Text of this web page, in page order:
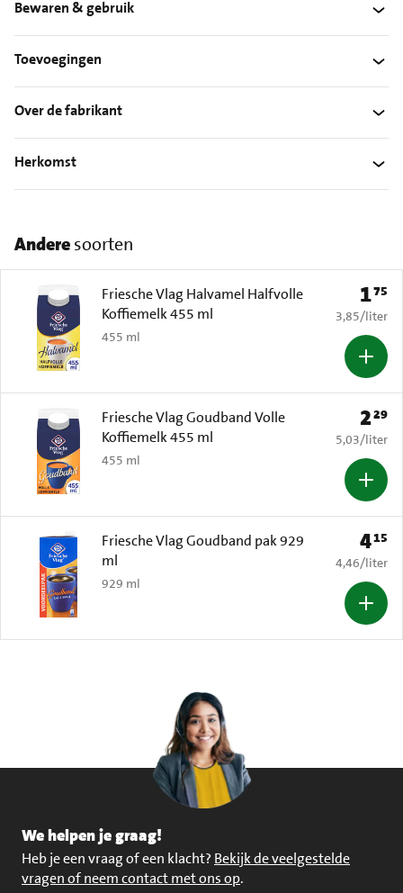
Bewaren & gebruik
Toevoegingen
Over de fabrikant
Herkomst
Anderesoorten
Friesche Vlag Halvamel Halfvolle
Koffiemelk 455 ml
455 ml
Prijs:
175
€ 3,85 per
3,85/liter
Friesche Vlag Goudband Volle
Koffiemelk 455 ml
455 ml
Prijs:
229
€ 5,03 per
5,03/liter
Friesche Vlag Goudband pak 929
ml
929 ml
Prijs:
415
€ 4,46 per
4,46/liter
We helpen je graag!
Heb je een vraag of een klacht? Bekijk de veelgestelde
vragen of neem contact met ons op.